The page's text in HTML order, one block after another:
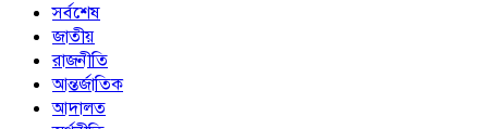
সর্বশেষ
জাতীয়
রাজনীতি
আন্তর্জাতিক
আদালত